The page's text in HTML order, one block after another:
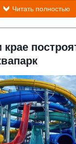
Читать полностью